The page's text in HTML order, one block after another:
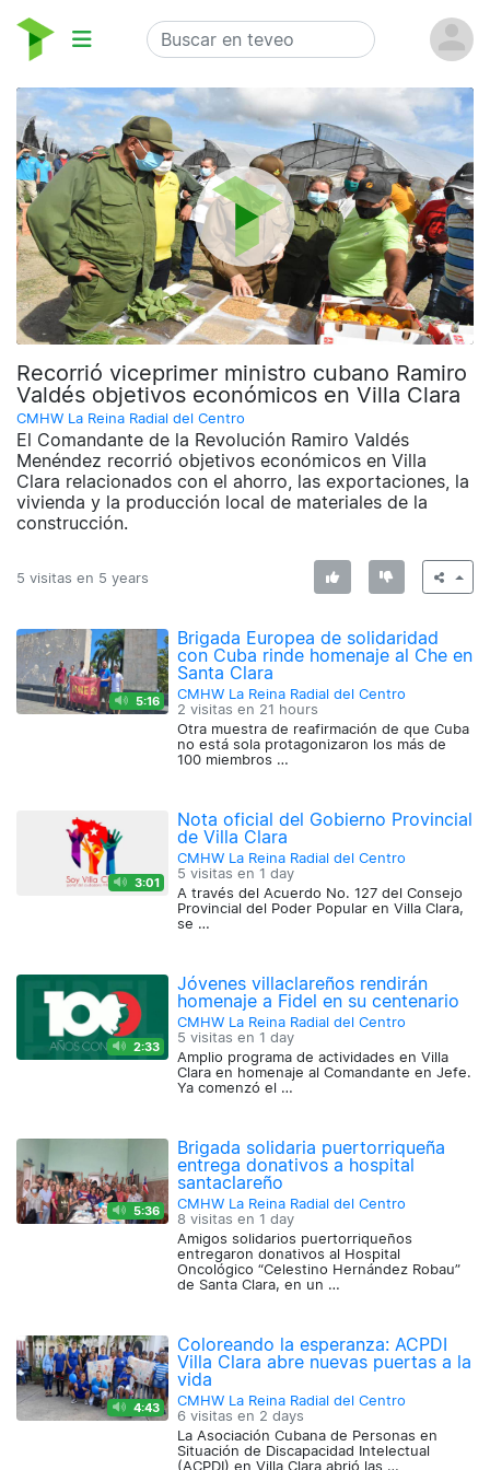
Recorrió viceprimer ministro cubano Ramiro
Valdés objetivos económicos en Villa Clara
CMHW La Reina Radial del Centro
El Comandante de la Revolución Ramiro Valdés
Menéndez recorrió objetivos económicos en Villa
Clara relacionados con el ahorro, las exportaciones, la
vivienda y la producción local de materiales de la
construcción.
5 visitas en 5 years
5:16
Brigada Europea de solidaridad
con Cuba rinde homenaje al Che en
Santa Clara
CMHW La Reina Radial del Centro
2 visitas en 21 hours
Otra muestra de reafirmación de que Cuba
no está sola protagonizaron los más de
100 miembros …
3:01
Nota oficial del Gobierno Provincial
de Villa Clara
CMHW La Reina Radial del Centro
5 visitas en 1 day
A través del Acuerdo No. 127 del Consejo
Provincial del Poder Popular en Villa Clara,
se …
2:33
Jóvenes villaclareños rendirán
homenaje a Fidel en su centenario
CMHW La Reina Radial del Centro
5 visitas en 1 day
Amplio programa de actividades en Villa
Clara en homenaje al Comandante en Jefe.
Ya comenzó el …
5:36
Brigada solidaria puertorriqueña
entrega donativos a hospital
santaclareño
CMHW La Reina Radial del Centro
8 visitas en 1 day
Amigos solidarios puertorriqueños
entregaron donativos al Hospital
Oncológico “Celestino Hernández Robau”
de Santa Clara, en un …
4:43
Coloreando la esperanza: ACPDI
Villa Clara abre nuevas puertas a la
vida
CMHW La Reina Radial del Centro
6 visitas en 2 days
La Asociación Cubana de Personas en
Situación de Discapacidad Intelectual
(ACPDI) en Villa Clara abrió las …